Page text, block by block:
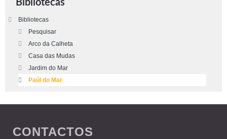
Bibliotecas
Bibliotecas
Pesquisar
Arco da Calheta
Casa das Mudas
Jardim do Mar
Paúl do Mar
CONTACTOS